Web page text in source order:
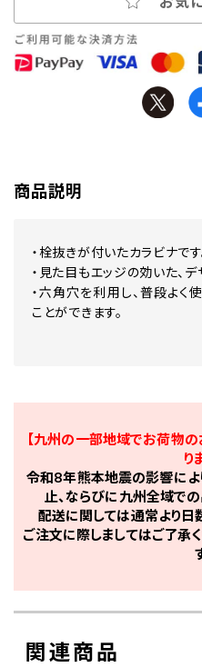
商品説明
・栓抜きが付いたカラビナです
・見た目もエッジの効いた、デ
・六角穴を利用し、普段よく
ことができます。
【九州の一部地域でお荷物
り
令和8年熊本地震の影響によ
止、ならびに九州全域で
配送に関しては通常より日
ご注文に際しましてはご了承
関連商品